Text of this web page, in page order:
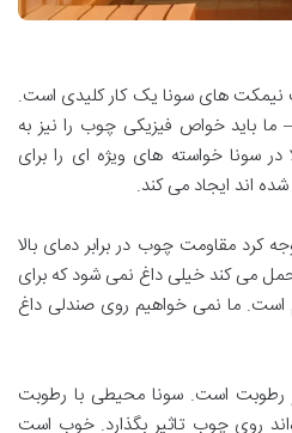
های سونا یک کار کلیدی است.
ما باید خواص فیزیکی چوب را نیز به
سونا خواسته های ویژه ای را برای
اند ایجاد می کند.
کرد مقاومت چوب در برابر دمای بالا
می کند خیلی داغ نمی شود که برای
است. ما نمی خواهیم روی صندلی داغ
رطوبت است. سونا محیطی با رطوبت
روی چوب تاثیر بگذارد. خوب است